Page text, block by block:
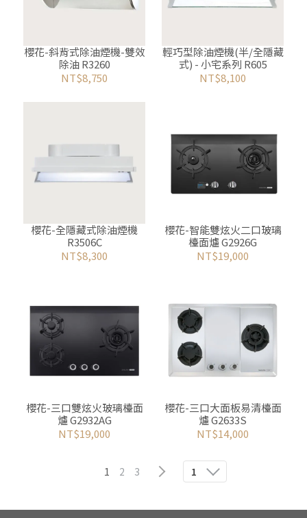
櫻花-斜背式除油煙機-雙效
除油 R3260
NT$8,750
輕巧型除油煙機(半/全隱藏
式) - 小宅系列 R605
NT$8,100
櫻花-全隱藏式除油煙機
R3506C
NT$8,300
櫻花-智能雙炫火二口玻璃
檯面爐 G2926G
NT$19,000
櫻花-三口雙炫火玻璃檯面
爐 G2932AG
NT$19,000
櫻花-三口大面板易清檯面
爐 G2633S
NT$14,000
1 2 3 1